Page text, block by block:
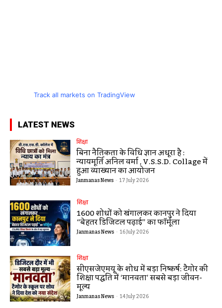
Track all markets on TradingView
LATEST NEWS
शिक्षा
बिना नैतिकता के विधि ज्ञान अधूरा है :
न्यायमूर्ति अनिल वर्मा , V.S.S.D. Collage में
हुआ व्याख्यान का आयोजन
Janmanas News 17 July 2026
शिक्षा
1600 शोधों को खंगालकर कानपुर ने दिया
“बेहतर डिजिटल पढ़ाई” का फॉर्मूला
Janmanas News 16 July 2026
शिक्षा
सीएसजेएमयू के शोध में बड़ा निष्कर्ष: टैगोर की
शिक्षा पद्धति में ‘मानवता’ सबसे बड़ा जीवन-
मूल्य
Janmanas News 14 July 2026